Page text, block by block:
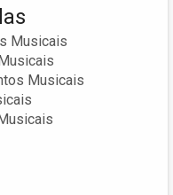
Musicais
Musicais